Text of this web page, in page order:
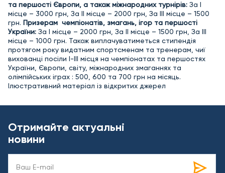
та першості Європи, а також міжнародних турнірів: За І
місце – 3000 грн, За ІІ місце – 2000 грн, За ІІІ місце – 1500
грн. Призерам чемпіонатів, змагань, ігор та першості
України: За І місце – 2000 грн, За ІІ місце – 1500 грн, За ІІІ
місце – 1000 грн. Також виплачуватиметься стипендія
протягом року видатним спортсменам та тренерам, чиї
вихованці посіли І-ІІІ місця на чемпіонатах та першостях
України, Європи, світу, міжнародних змаганнях та
олімпійських іграх : 500, 600 та 700 грн на місяць.
Ілюстративний матеріал із відкритих джерел
Отримайте актуальні
новини